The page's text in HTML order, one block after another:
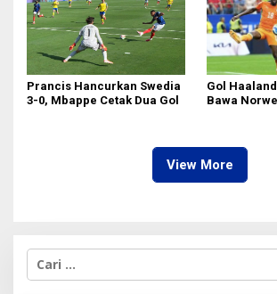
Prancis Hancurkan Swedia
3-0, Mbappe Cetak Dua Gol
Gol
Bawa
View More
C